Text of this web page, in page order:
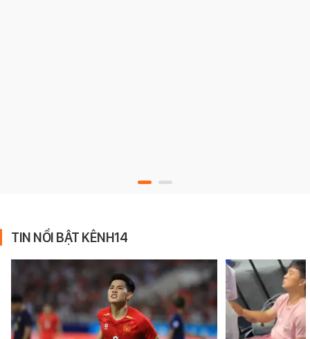
TIN NỔI BẬT KÊNH14